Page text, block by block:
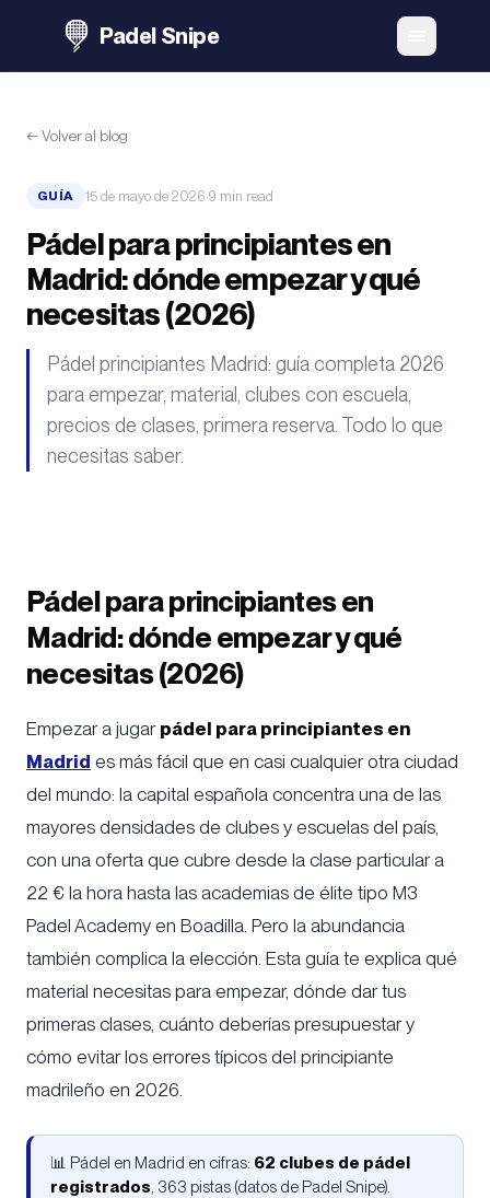
Padel Snipe
←Volver al blog
GUÍA 15 de mayo de 2026·9 min read
Pádel para principiantes en
Madrid: dónde empezar y qué
necesitas (2026)
Pádel principiantes Madrid: guía completa 2026
para empezar, material, clubes con escuela,
precios de clases, primera reserva. Todo lo que
necesitas saber.
Pádel para principiantes en
Madrid: dónde empezar y qué
necesitas (2026)
Empezar a jugar pádel para principiantes en
Madrid es más fácil que en casi cualquier otra ciudad
del mundo: la capital española concentra una de las
mayores densidades de clubes y escuelas del país,
con una oferta que cubre desde la clase particular a
22 € la hora hasta las academias de élite tipo M3
Padel Academy en Boadilla. Pero la abundancia
también complica la elección. Esta guía te explica qué
material necesitas para empezar, dónde dar tus
primeras clases, cuánto deberías presupuestar y
cómo evitar los errores típicos del principiante
madrileño en 2026.
📊 Pádel en Madrid en cifras: 62 clubes de pádel
registrados, 363 pistas (datos de Padel Snipe).